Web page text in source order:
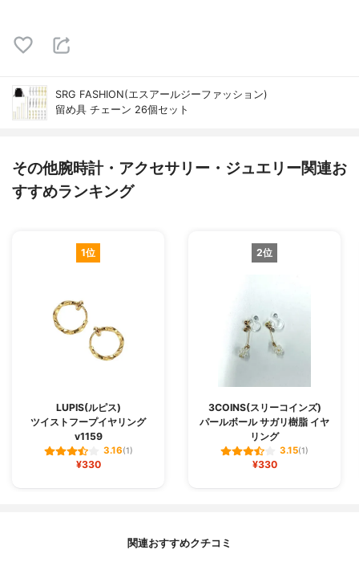
SRG FASHION(エスアールジーファッション)
留め具 チェーン 26個セット
その他腕時計・アクセサリー・ジュエリー関連お
すすめランキング
1位
LUPIS(ルピス)
ツイストフープイヤリング
v1159
3.16(1)
¥330
2位
3COINS(スリーコインズ)
パールボール サガリ樹脂 イヤ
リング
3.15(1)
¥330
関連おすすめクチコミ